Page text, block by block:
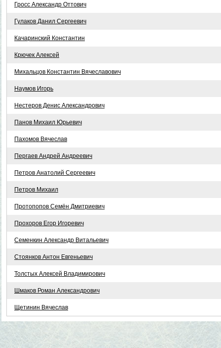
Гросс Александр Оттович
Гулаков Данил Сергеевич
Качаринский Константин
Крючек Алексей
Михальцов Константин Вячеславович
Наумов Игорь
Нестеров Денис Александрович
Панов Михаил Юрьевич
Пахомов Вячеслав
Пергаев Андрей Андреевич
Петров Анатолий Сергеевич
Петров Михаил
Протопопов Семён Дмитриевич
Прохоров Егор Игоревич
Семенкин Александр Витальевич
Стоянков Антон Евгеньевич
Толстых Алексей Владимирович
Шмаков Роман Александрович
Щетинин Вячеслав